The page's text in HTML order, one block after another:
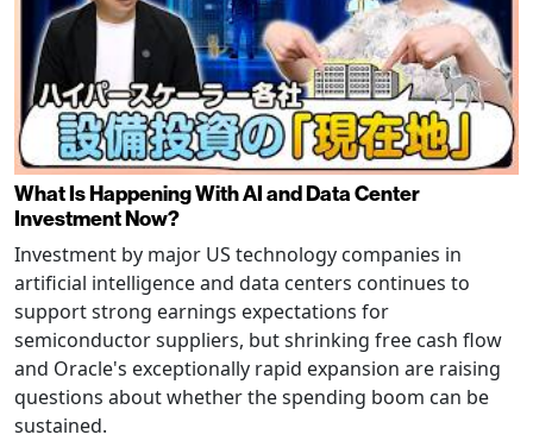
What Is Happening With AI and Data Center
Investment Now?
Investment by major US technology companies in
artificial intelligence and data centers continues to
support strong earnings expectations for
semiconductor suppliers, but shrinking free cash flow
and Oracle's exceptionally rapid expansion are raising
questions about whether the spending boom can be
sustained.